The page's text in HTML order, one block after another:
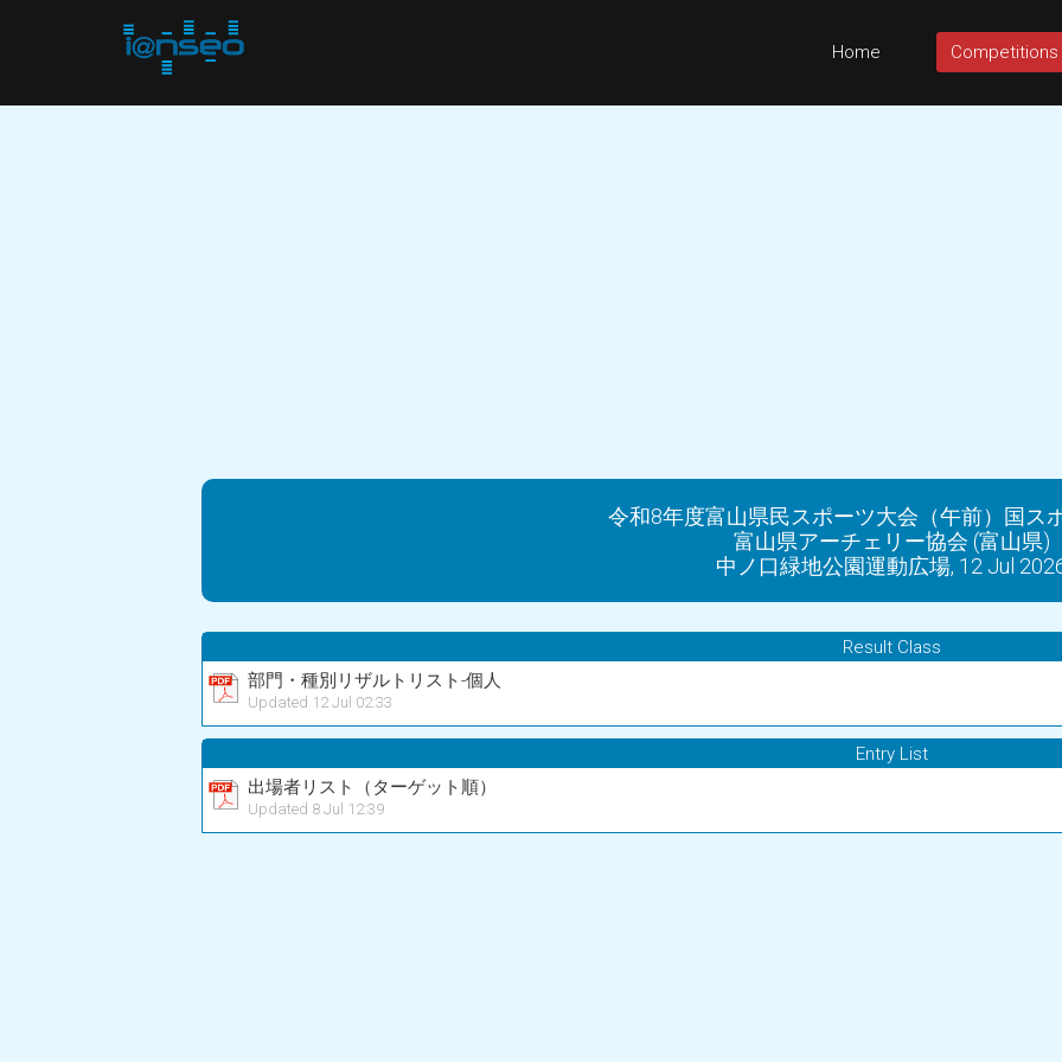
Home Competitions
令和8年度富山県民スポーツ大会（午前）国ス
富山県アーチェリー協会 (富山県)
中ノ口緑地公園運動広場, 12 Jul
Result Class
部門・種別リザルトリスト-個人
Updated 12 Jul 02:33
Entry List
出場者リスト（ターゲット順）
Updated 8 Jul 12:39